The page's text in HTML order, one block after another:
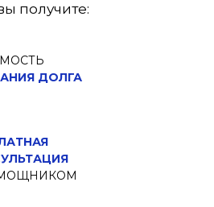
получите:
ДОЛГА